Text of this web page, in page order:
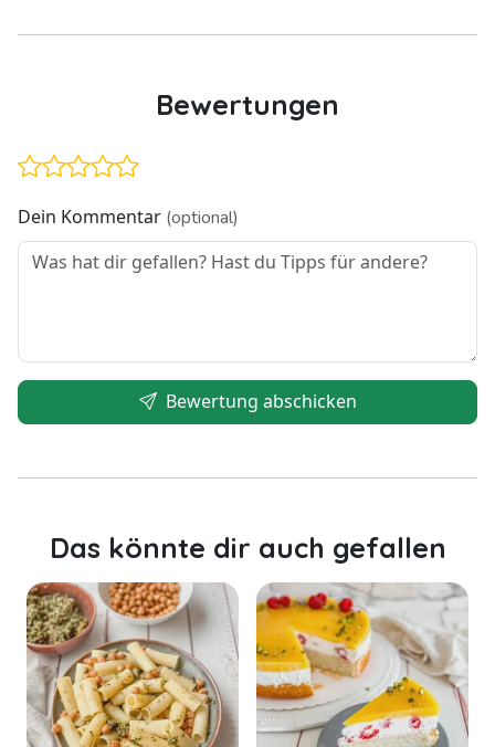
Bewertungen
Dein Kommentar (optional)
Bewertung abschicken
Das könnte dir auch gefallen